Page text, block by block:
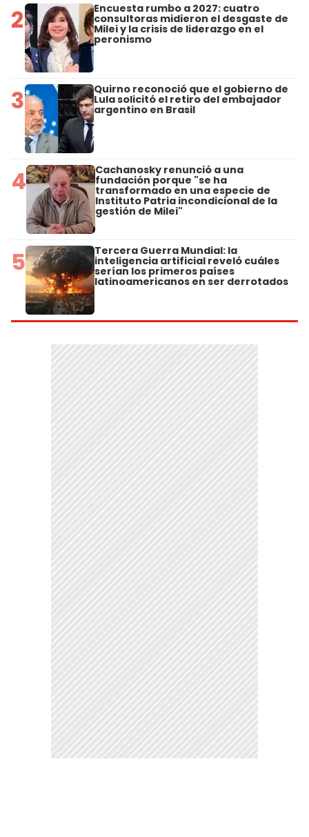
2 Encuesta rumbo a 2027: cuatro
consultoras midieron el desgaste de
Milei y la crisis de liderazgo en el
peronismo
3 Quirno reconoció que el gobierno de
Lula solicitó el retiro del embajador
argentino en Brasil
4 Cachanosky renunció a una
fundación porque "se ha
transformado en una especie de
Instituto Patria incondicional de la
gestión de Milei"
5 Tercera Guerra Mundial: la
inteligencia artificial reveló cuáles
serían los primeros países
latinoamericanos en ser derrotados